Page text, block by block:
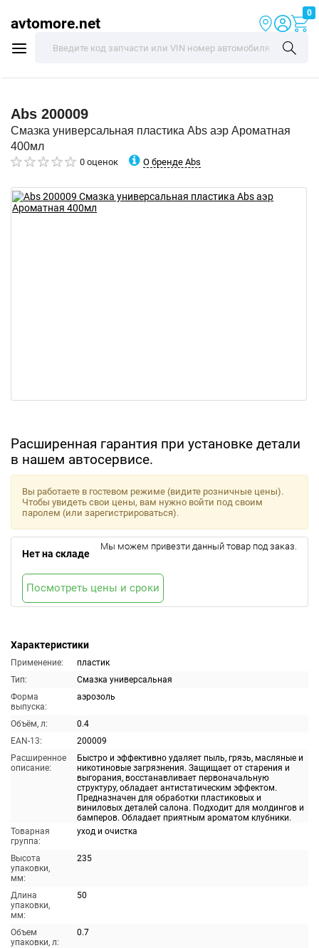
avtomore.net
0
Abs 200009
Смазка универсальная пластика Abs аэр Ароматная
400мл
0 оценок О бренде Abs
Расширенная гарантия при установке детали
в нашем автосервисе.
Характеристики
Применение:
пластик
Тип:
Смазка универсальная
Форма
выпуска:
аэрозоль
Объём, л:
0.4
EAN-13:
200009
Расширенное
описание:
Быстро и эффективно удаляет пыль, грязь, масляные и
никотиновые загрязнения. Защищает от старения и
выгорания, восстанавливает первоначальную
структуру, обладает антистатическим эффектом.
Предназначен для обработки пластиковых и
виниловых деталей салона. Подходит для молдингов и
бамперов. Обладает приятным ароматом клубники.
Товарная
группа:
уход и очистка
Высота
упаковки,
мм:
235
Длина
упаковки,
мм:
50
Объем
упаковки, л:
0.7
Вы работаете в гостевом режиме (видите розничные цены).
Чтобы увидеть свои цены, вам нужно войти под своим
паролем (или зарегистрироваться).
Нет на складе
Мы можем привезти данный товар под заказ.
Посмотреть цены и сроки